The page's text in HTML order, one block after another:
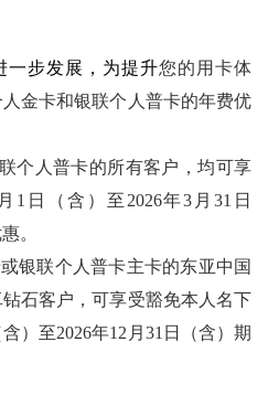
一步发展，为提升您的用卡体
金卡和银联个人普卡的年费优
个人普卡的所有客户，均可享
月 1 日（含）至 2026年3 月31 日
。
银联个人普卡主卡的东亚中国
石客户，可享受豁免本人名下
含）至2026年12 月 31 日（含）期